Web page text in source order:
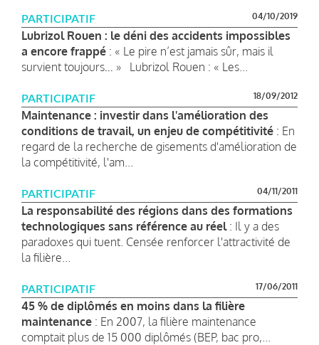
PARTICIPATIF 04/10/2019
Lubrizol Rouen : le déni des accidents impossibles
a encore frappé : « Le pire n’est jamais sûr, mais il
survient toujours… » Lubrizol Rouen : « Les...
PARTICIPATIF 18/09/2012
Maintenance : investir dans l'amélioration des
conditions de travail, un enjeu de compétitivité : En
regard de la recherche de gisements d'amélioration de
la compétitivité, l'am...
PARTICIPATIF 04/11/2011
La responsabilité des régions dans des formations
technologiques sans référence au réel: Il y a des
paradoxes qui tuent. Censée renforcer l'attractivité de
la filière...
PARTICIPATIF 17/06/2011
45 % de diplômés en moins dans la filière
maintenance : En 2007, la filière maintenance
comptait plus de 15 000 diplômés (BEP, bac pro,...